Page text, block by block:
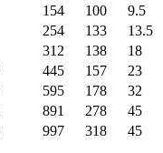
154 100
9.5
254 133
13.5
312 138
18
445 157
23
595 178
32
891 278
45
997 318 45